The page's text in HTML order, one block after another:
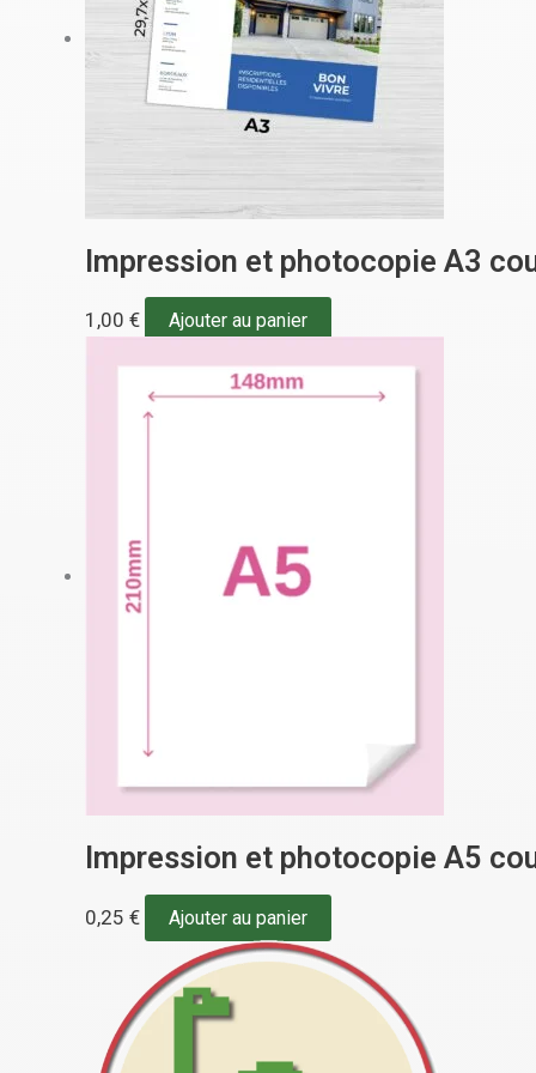
Impression et photocopie A3
1,00 € Ajouter au panier
Impression et photocopie A5
0,25 € Ajouter au panier